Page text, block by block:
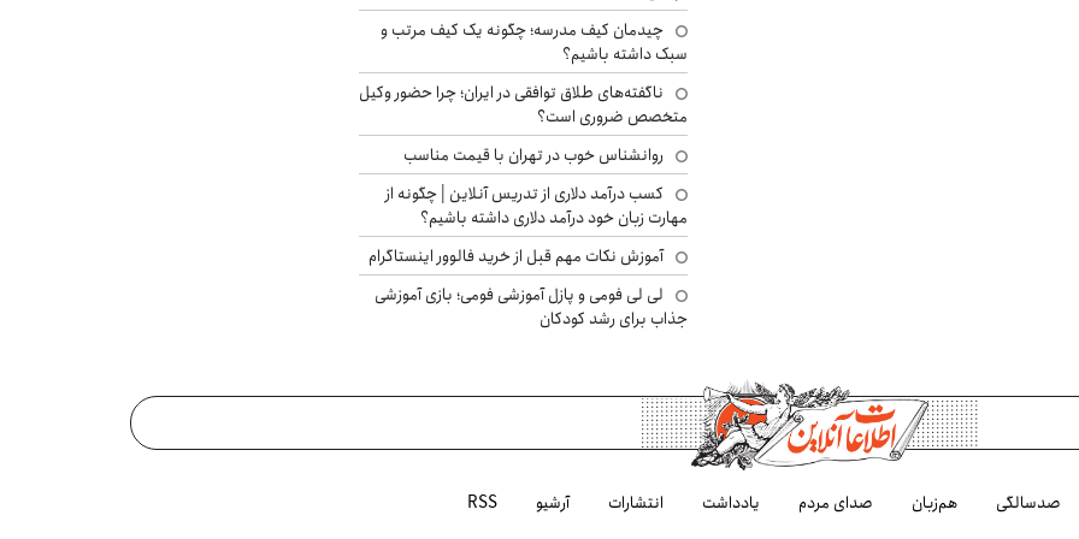
چیدمان کیف مدرسه؛ چگونه یک کیف مرتب و
سبک داشته باشیم؟
ناگفته‌های طلاق توافقی در ایران؛ چرا حضور وکیل
متخصص ضروری است؟
روانشناس خوب در تهران با قیمت مناسب
کسب درآمد دلاری از تدریس آنلاین | چگونه از
مهارت زبان خود درآمد دلاری داشته باشیم؟
آموزش نکات مهم قبل از خرید فالوور اینستاگرام
لی لی فومی و پازل آموزشی فومی؛ بازی آموزشی
جذاب برای رشد کودکان
صدسالگی هم‌زبان صدای مردم یادداشت انتشارات آرشیو RSS